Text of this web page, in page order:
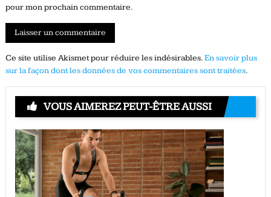
pour mon prochain commentaire.
Ce site utilise Akismet pour réduire les indésirables.En savoir plus
sur la façon dont les données de vos commentaires sont traitées.
VOUS AIMEREZ PEUT-ÊTRE AUSSI